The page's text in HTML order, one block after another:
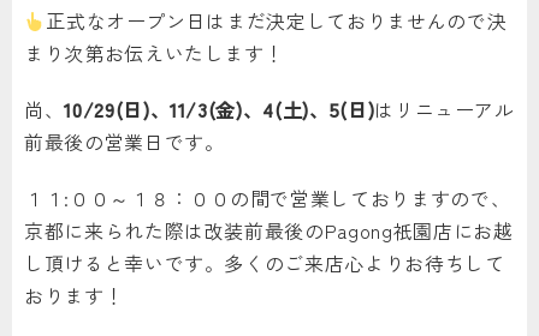
正式なオープン日はまだ決定しておりませんので決
まり次第お伝えいたします！
尚、10/29(日)、11/3(金)、4(土)、5(日)はリニューアル
前最後の営業日です。
１１:００～１８：００の間で営業しておりますので、
京都に来られた際は改装前最後のPagong祇園店にお越
し頂けると幸いです。多くのご来店心よりお待ちして
おります！